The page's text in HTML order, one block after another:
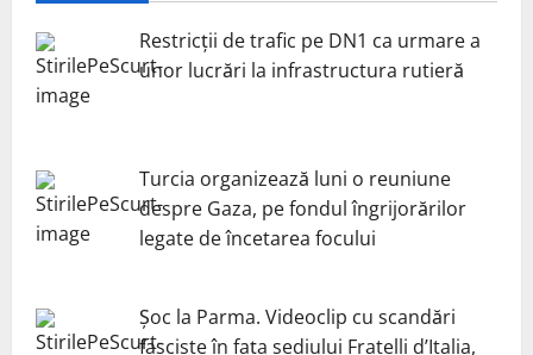
Restricții de trafic pe DN1 ca urmare a
unor lucrări la infrastructura rutieră
Turcia organizează luni o reuniune
despre Gaza, pe fondul îngrijorărilor
legate de încetarea focului
Șoc la Parma. Videoclip cu scandări
fasciste în fața sediului Fratelli d’Italia,